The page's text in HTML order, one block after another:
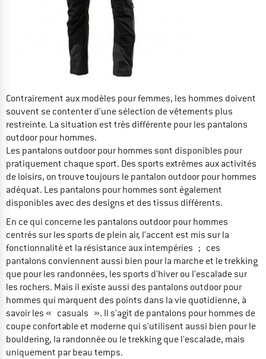
Contrairement aux modèles pour femmes, les hommes doivent
souvent se contenter d'une sélection de vêtements plus
restreinte. La situation est très différente pour les pantalons
outdoor pour hommes.
Les pantalons outdoor pour hommes sont disponibles pour
pratiquement chaque sport. Des sports extrêmes aux activités
de loisirs, on trouve toujours le pantalon outdoor pour hommes
adéquat. Les pantalons pour hommes sont également
disponibles avec des designs et des tissus différents.
En ce qui concerne les pantalons outdoor pour hommes
centrés sur les sports de plein air, l'accent est mis sur la
fonctionnalité et la résistance aux intempéries ; ces
pantalons conviennent aussi bien pour la marche et le trekking
que pour les randonnées, les sports d'hiver ou l'escalade sur
les rochers. Mais il existe aussi des pantalons outdoor pour
hommes qui marquent des points dans la vie quotidienne, à
savoir les « casuals ». Il s'agit de pantalons pour hommes de
coupe confortable et moderne qui s'utilisent aussi bien pour le
bouldering, la randonnée ou le trekking que l'escalade, mais
uniquement par beau temps.